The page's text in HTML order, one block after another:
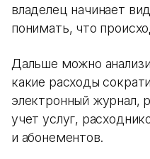
владелец начинает
понимать, что
Дальше можно
какие расходы
электронный журнал,
учет услуг,
и абонементов.